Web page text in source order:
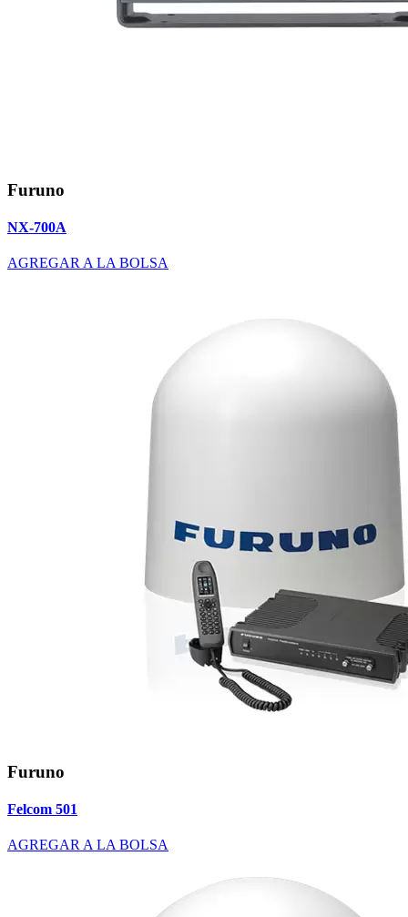
Furuno
NX-700A
AGREGAR A LA BOLSA
Furuno
Felcom 501
AGREGAR A LA BOLSA